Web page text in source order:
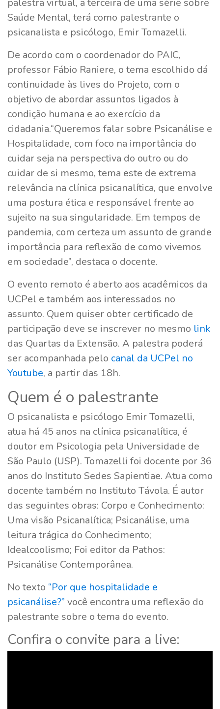
Saúde Mental, terá como palestrante o
psicanalista e psicólogo, Emir Tomazelli.
De acordo com o coordenador do PAIC,
professor Fábio Raniere, o tema escolhido dá
continuidade às lives do Projeto, com o
objetivo de abordar assuntos ligados à
condição humana e ao exercício da
cidadania.“Queremos falar sobre Psicanálise e
Hospitalidade, com foco na importância do
cuidar seja na perspectiva do outro ou do
cuidar de si mesmo, tema este de extrema
relevância na clínica psicanalítica, que envolve
uma postura ética e responsável frente ao
sujeito na sua singularidade. Em tempos de
pandemia, com certeza um assunto de grande
importância para reflexão de como vivemos
em sociedade”, destaca o docente.
O evento remoto é aberto aos acadêmicos da
UCPel e também aos interessados no
assunto. Quem quiser obter certificado de
participação deve se inscrever no mesmo link
das Quartas da Extensão. A palestra poderá
ser acompanhada pelo canal da UCPel no
Youtube, a partir das 18h.
Quem é o palestrante
O psicanalista e psicólogo Emir Tomazelli,
atua há 45 anos na clínica psicanalítica, é
doutor em Psicologia pela Universidade de
São Paulo (USP). Tomazelli foi docente por 36
anos do Instituto Sedes Sapientiae. Atua como
docente também no Instituto Távola. É autor
das seguintes obras: Corpo e Conhecimento:
Uma visão Psicanalítica; Psicanálise, uma
leitura trágica do Conhecimento;
Idealcoolismo; Foi editor da Pathos:
Psicanálise Contemporânea.
No texto “Por que hospitalidade e
psicanálise?” você encontra uma reflexão do
palestrante sobre o tema do evento.
Confira o convite para a live: